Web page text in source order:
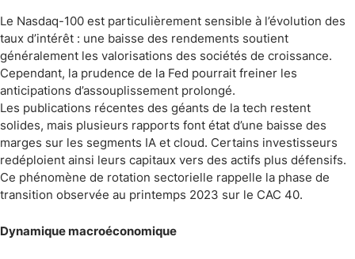
Le Nasdaq-100 est particulièrement sensible à l’évolution des
taux d’intérêt : une baisse des rendements soutient
généralement les valorisations des sociétés de croissance.
Cependant, la prudence de la Fed pourrait freiner les
anticipations d’assouplissement prolongé.
Les publications récentes des géants de la tech restent
solides, mais plusieurs rapports font état d’une baisse des
marges sur les segments IA et cloud. Certains investisseurs
redéploient ainsi leurs capitaux vers des actifs plus défensifs.
Ce phénomène de rotation sectorielle rappelle la phase de
transition observée au printemps 2023 sur le CAC 40.
Dynamique macroéconomique